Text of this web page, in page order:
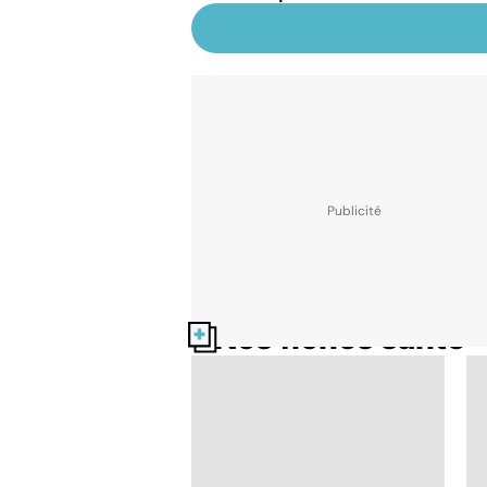
Nos fiches santé